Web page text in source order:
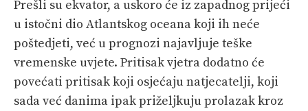
Prešli su ekvator, a uskoro će iz zapadnog prijeći
u istočni dio Atlantskog oceana koji ih neće
poštedjeti, već u prognozi najavljuje teške
vremenske uvjete. Pritisak vjetra dodatno će
povećati pritisak koji osjećaju natjecatelji, koji
sada već danima ipak priželjkuju prolazak kroz